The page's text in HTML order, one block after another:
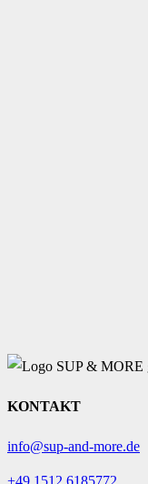
KONTAKT
info@sup-and-more.de